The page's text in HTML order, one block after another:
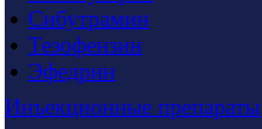
Сибутрамин
Тезофензин
Эфедрин
Инъекционные препараты